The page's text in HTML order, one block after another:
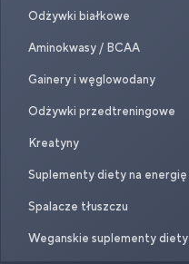
Odżywki białkowe
Aminokwasy / BCAA
Gainery i węglowodany
Odżywki przedtreningowe
Kreatyny
Suplementy diety na energię
Spalacze tłuszczu
Weganskie suplementy diety